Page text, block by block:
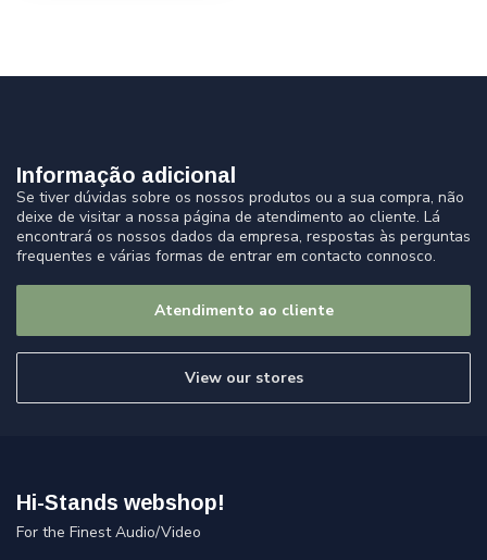
Informação adicional
Se tiver dúvidas sobre os nossos produtos ou a sua compra, não
deixe de visitar a nossa página de atendimento ao cliente. Lá
encontrará os nossos dados da empresa, respostas às perguntas
frequentes e várias formas de entrar em contacto connosco.
Atendimento ao cliente
View our stores
Hi-Stands webshop!
For the Finest Audio/Video